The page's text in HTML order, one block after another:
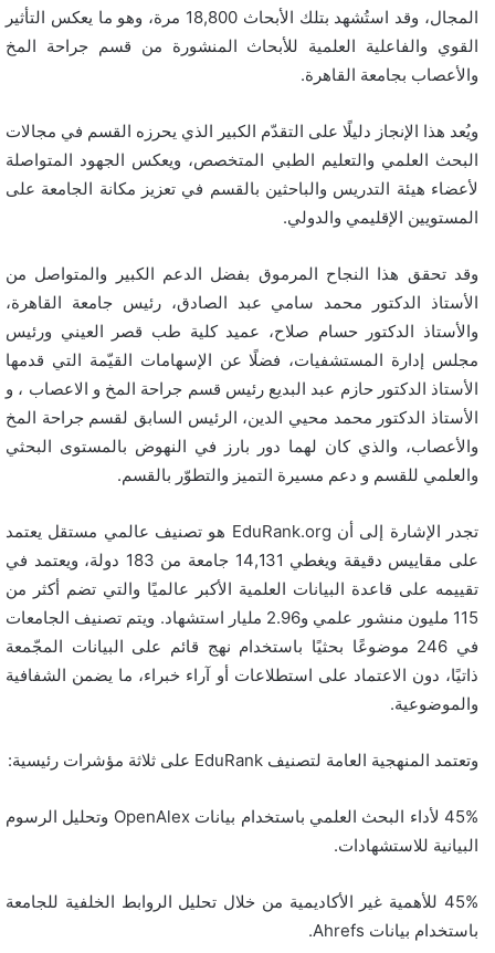
المجال، وقد استُشهد بتلك الأبحاث 18,800 مرة، وهو ما يعكس التأثير
القوي والفاعلية العلمية للأبحاث المنشورة من قسم جراحة المخ
والأعصاب بجامعة القاهرة.
ويُعد هذا الإنجاز دليلًا على التقدّم الكبير الذي يحرزه القسم في مجالات
البحث العلمي والتعليم الطبي المتخصص، ويعكس الجهود المتواصلة
لأعضاء هيئة التدريس والباحثين بالقسم في تعزيز مكانة الجامعة على
المستويين الإقليمي والدولي.
وقد تحقق هذا النجاح المرموق بفضل الدعم الكبير والمتواصل من
الأستاذ الدكتور محمد سامي عبد الصادق، رئيس جامعة القاهرة،
والأستاذ الدكتور حسام صلاح، عميد كلية طب قصر العيني ورئيس
مجلس إدارة المستشفيات، فضلًا عن الإسهامات القيّمة التي قدمها
الأستاذ الدكتور حازم عبد البديع رئيس قسم جراحة المخ و الاعصاب ، و
الأستاذ الدكتور محمد محيي الدين، الرئيس السابق لقسم جراحة المخ
والأعصاب، والذي كان لهما دور بارز في النهوض بالمستوى البحثي
والعلمي للقسم و دعم مسيرة التميز والتطوّر بالقسم.
تجدر الإشارة إلى أن EduRank.org هو تصنيف عالمي مستقل يعتمد
على مقاييس دقيقة ويغطي 14,131 جامعة من 183 دولة، ويعتمد في
تقييمه على قاعدة البيانات العلمية الأكبر عالميًا والتي تضم أكثر من
115 مليون منشور علمي و2.96 مليار استشهاد. ويتم تصنيف الجامعات
في 246 موضوعًا بحثيًا باستخدام نهج قائم على البيانات المجّمعة
ذاتيًا، دون الاعتماد على استطلاعات أو آراء خبراء، ما يضمن الشفافية
والموضوعية.
وتعتمد المنهجية العامة لتصنيف EduRank على ثلاثة مؤشرات رئيسية:
45% لأداء البحث العلمي باستخدام بيانات OpenAlex وتحليل الرسوم
البيانية للاستشهادات.
45% للأهمية غير الأكاديمية من خلال تحليل الروابط الخلفية للجامعة
باستخدام بيانات Ahrefs.